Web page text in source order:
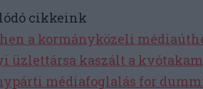
cikkeink
a kormányközeli
üzlettársa kaszált a
médiafoglalás for